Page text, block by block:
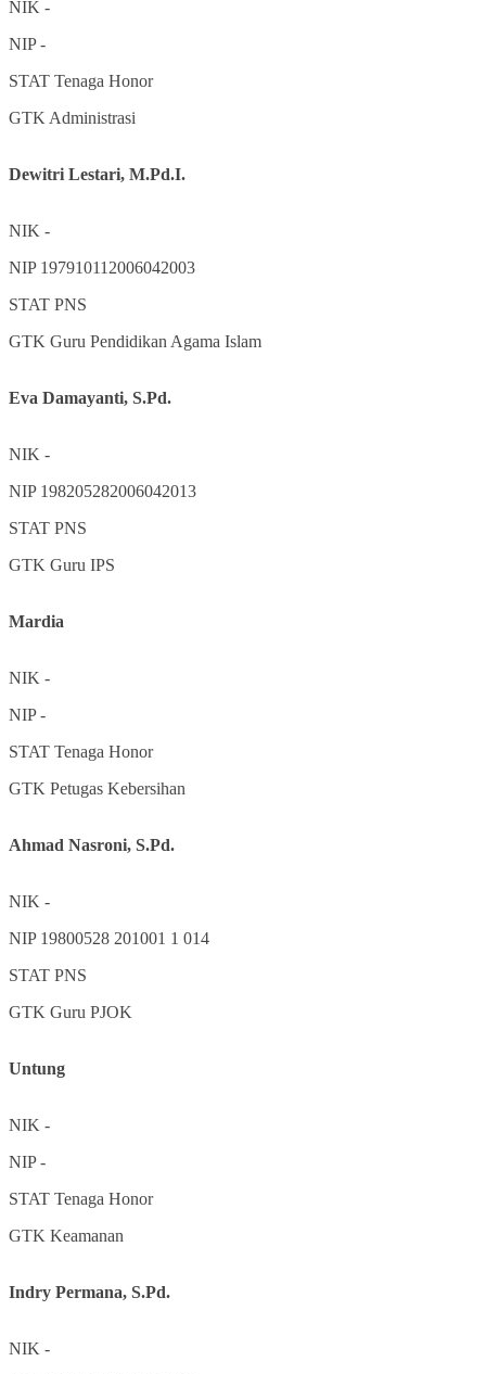
NIK -
NIP-
STAT Tenaga Honor
GTK Administrasi
Dewitri Lestari, M.Pd.I.
NIK -
NIP 197910112006042003
STAT PNS
GTK Guru Pendidikan Agama Islam
Eva Damayanti, S.Pd.
NIK -
NIP 198205282006042013
STAT PNS
GTK Guru IPS
Mardia
NIK -
NIP-
STAT Tenaga Honor
GTK Petugas Kebersihan
Ahmad Nasroni, S.Pd.
NIK -
NIP 19800528 201001 1 014
STAT PNS
GTK Guru PJOK
Untung
NIK -
NIP-
STAT Tenaga Honor
GTK Keamanan
Indry Permana, S.Pd.
NIK -